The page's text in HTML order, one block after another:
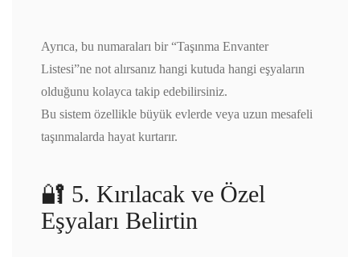
Ayrıca, bu numaraları bir “Taşınma Envanter
Listesi”ne not alırsanız hangi kutuda hangi eşyaların
olduğunu kolayca takip edebilirsiniz.
Bu sistem özellikle büyük evlerde veya uzun mesafeli
taşınmalarda hayat kurtarır.
🔐 5. Kırılacak ve Özel
Eşyaları Belirtin